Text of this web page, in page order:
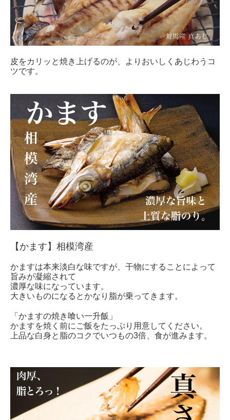
皮をカリッと焼き上げるのが、よりおいしくあじわうコ
ツです。
【かます】相模湾産
かますは本来淡白な味ですが、干物にすることによって
旨みが凝縮されて
濃厚な味になっています。
大きいものになるとかなり脂が乗ってきます。
「かますの焼き喰い一升飯」
かますを焼く前にご飯をたっぷり用意してください。
上品な白身と脂のコクでいつもの3倍、食が進みます。